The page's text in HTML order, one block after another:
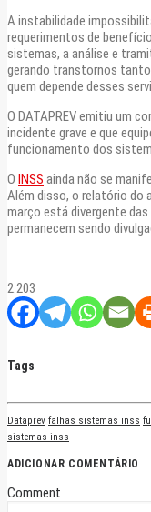
A instabilidade
requerimentos de
sistemas, a análise e
gerando transtornos
quem depende desses
O DATAPREV emitiu um
incidente grave e que
funcionamento dos
O INSS ainda não se
Além disso, o relatório do
março está divergente
permanecem sendo
2.203
Tags
Dataprev falhas sistemas inss
sistemas inss
ADICIONAR COMENTÁRIO
Comment